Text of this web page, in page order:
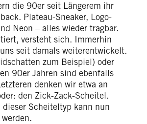
die 90er seit Längerem ihr
Plateau-Sneaker, Logo-
Neon – alles wieder tragbar.
versteht sich. Immerhin
seit damals weiterentwickelt.
zum Beispiel) oder
90er Jahren sind ebenfalls
denken wir etwa an
den Zick-Zack-Scheitel.
dieser Scheiteltyp kann nun